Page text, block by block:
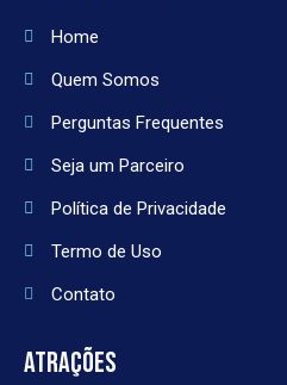
Home
Quem Somos
Perguntas Frequentes
Seja um Parceiro
Política de Privacidade
Termo de Uso
Contato
ATRAÇÕES